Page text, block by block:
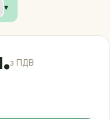
▾
з ПДВ